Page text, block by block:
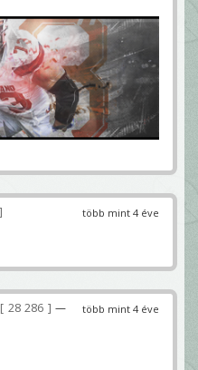
több mint 4 éve
több mint 4 éve
28 286
—